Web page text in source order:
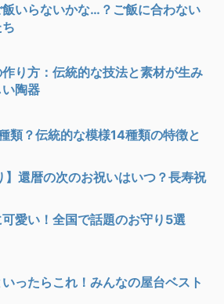
飯いらないかな…？ご飯に合わない
り方：伝統的な技法と素材が生み
陶器
類？伝統的な模様14種類の特徴と
】還暦の次のお祝いはいつ？長寿祝
可愛い！全国で話題のお守り5選
ったらこれ！みんなの屋台ベスト